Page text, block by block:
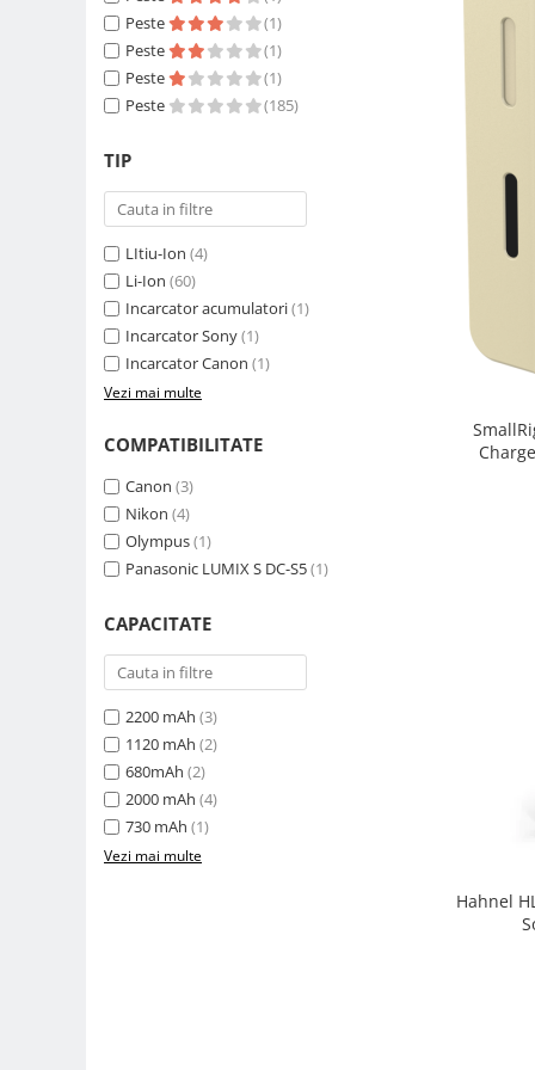
Compatibil Sony
Blitz-uri circulare (Macro)
Adaptoare stativ port umbrela si
Cabluri si Patine Sincron
Alimentare auxiliara blitz
Protectie patina apa, ploaie
Bounce-uri, Softbox-uri
Ring-Flash Adaptor
Bracket-uri si suporti
Huse protectie blitz extern
Huse protectie filtre gel
Accesorii Aparate Digitale
Carduri memorie, Cititoare
Carduri memorie
Cititoare carduri
Telecomenzi
LCD protectie
Recordere audio digitale
Acumulatori si baterii
Acumulatori Foto
Peste
(1)
Peste
(1)
Peste
(1)
Peste
(185)
TIP
LItiu-Ion (4)
Li-Ion (60)
Incarcator acumulatori(1)
Incarcator Sony(1)
Incarcator Canon (1)
Vezi mai multe
COMPATIBILITATE
Canon (3)
Nikon (4)
Olympus(1)
Panasonic LUMIX S DC-S5(1)
CAPACITATE
2200 mAh (3)
1120 mAh (2)
680mAh (2)
2000 mAh (4)
730 mAh (1)
Vezi mai multe
Hahnel